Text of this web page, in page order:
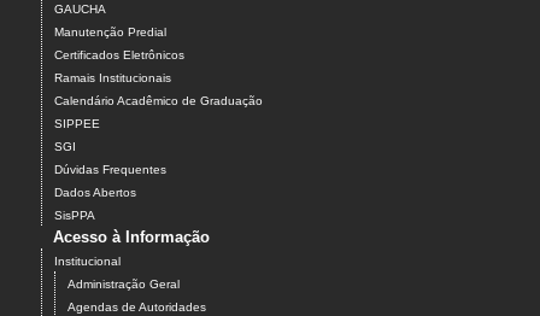
GAUCHA
Manutenção Predial
Certificados Eletrônicos
Ramais Institucionais
Calendário Acadêmico de Graduação
SIPPEE
SGI
Dúvidas Frequentes
Dados Abertos
SisPPA
Acesso à Informação
Institucional
Administração Geral
Agendas de Autoridades